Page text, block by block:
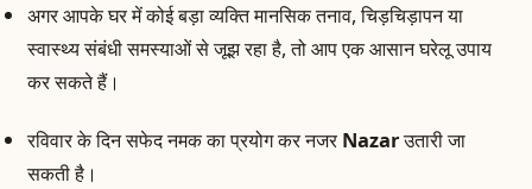
अगर आपके घर में कोई बड़ा व्यक्ति मानसिक तनाव, चिड़चिड़ापन या
स्वास्थ्य संबंधी समस्याओं से जूझ रहा है, तो आप एक आसान घरेलू उपाय
कर सकते हैं।
रविवार के दिन सफेद नमक का प्रयोग कर नजरNazarउतारी जा
सकती है।